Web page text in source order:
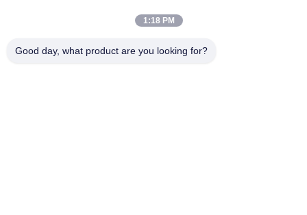
Cina Kualitas Baik Sistem Hisap Tertutup Pemasok. Hak cipta ©
1:18 PM
Good day, what product are you looking for?